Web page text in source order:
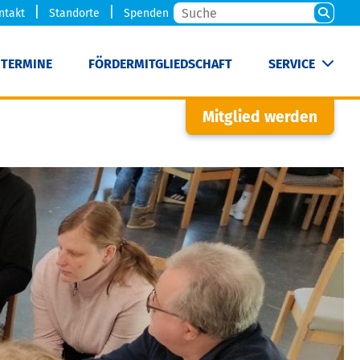
Standorte Spenden
TERMINE FÖRDERMITGLIEDSCHAFT SERVICE
Mitglied werden